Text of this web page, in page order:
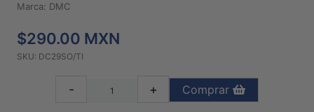
Diseños
Marca: DMC
$290.00 MXN
SKU: DC29SO/TI
- + Comprar